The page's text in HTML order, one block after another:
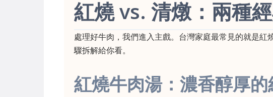
紅燒 vs. 清燉：兩種
處理好牛肉，我們進入主戲。台灣家庭最常見的就是
驟拆解給你看。
紅燒牛肉湯：濃香醇厚